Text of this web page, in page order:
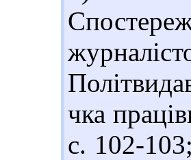
чка
с. 102-